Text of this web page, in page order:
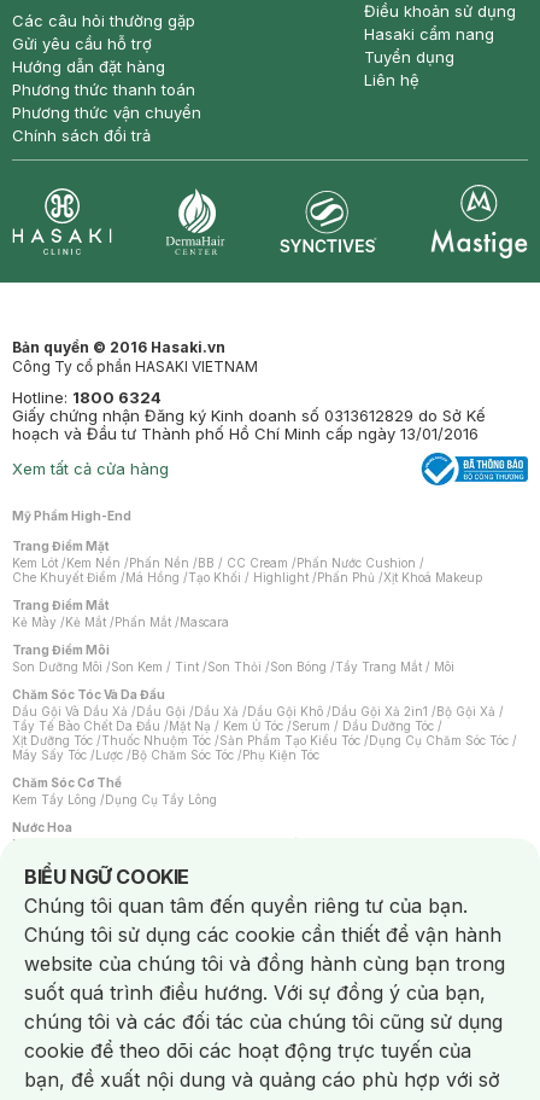
Các câu hỏi thường gặp
Gửi yêu cầu hỗ trợ
Hướng dẫn đặt hàng
Phương thức thanh toán
Phương thức vận chuyển
Chính sách đổi trả
Điều khoản sử dụng
Hasaki cẩm nang
Tuyển dụng
Liên hệ
Bản quyền © 2016 Hasaki.vn
Công Ty cổ phần HASAKI VIETNAM
Hotline: 1800 6324
Giấy chứng nhận Đăng ký Kinh doanh số 0313612829 do Sở Kế
hoạch và Đầu tư Thành phố Hồ Chí Minh cấp ngày 13/01/2016
Xem tất cả cửa hàng
Mỹ Phẩm High-End
Trang Điểm Mặt
Kem Lót /Kem Nền /Phấn Nền /BB / CC Cream /Phấn Nước Cushion /
Che Khuyết Điểm /Má Hồng /Tạo Khối / Highlight /Phấn Phủ /Xịt Khoá Makeup
Trang Điểm Mắt
Kẻ Mày /Kẻ Mắt /Phấn Mắt /Mascara
Trang Điểm Môi
Son Dưỡng Môi /Son Kem / Tint /Son Thỏi /Son Bóng /Tẩy Trang Mắt / Môi
Chăm Sóc Tóc Và Da Đầu
Dầu Gội Và Dầu Xả /Dầu Gội /Dầu Xả /Dầu Gội Khô /Dầu Gội Xả 2in1 /Bộ Gội Xả /
Tẩy Tế Bào Chết Da Đầu /Mặt Nạ / Kem Ủ Tóc /Serum / Dầu Dưỡng Tóc /
Xịt Dưỡng Tóc /Thuốc Nhuộm Tóc /Sản Phẩm Tạo Kiểu Tóc /Dụng Cụ Chăm Sóc Tóc /
Máy Sấy Tóc /Lược /Bộ Chăm Sóc Tóc /Phụ Kiện Tóc
Chăm Sóc Cơ Thể
Kem Tẩy Lông /Dụng Cụ Tẩy Lông
Nước Hoa
Nước Hoa Nữ
Chăm Sóc Cá Nhân
Chống Muỗi /Khẩu Trang /Máy Massage/Mặt Nạ Xông Hơi /Nước Rửa Tay/
Sản Phẩm Chăm Sóc Khác /Bàn Chải Đánh Răng /Bàn Chải Điện/
Hỗ Trợ Trắng Răng/Kem Đánh Răng /Máy Tăm Nước/ Nước Súc Miệng/
Tăm / Chỉ Nha Khoa/ Xịt Thơm Miệng / Dung Dịch Vệ Sinh/Dưỡng Vùng Kín/
Khăn Ướt Vệ Sinh Vùng Kín/Băng Vệ Sinh/Tampon/Bọt Cạo Râu /Dao Cạo Râu/
Máy Cạo Râu
Vấn Đề Về Da
Da Dầu / Lỗ Chân Lông To/ Da Khô / Mất Nước/ Da Lão Hóa/ Da Mụn/
Da Nhạy Cảm / Kích Ứng
Da Xỉn Màu Thâm / Nám / Tàn Nhang
Quầng Thâm & Bọng Mắt /Sẹo /Viêm Da Cơ Địa
Dụng Cụ / Phụ Kiện Chăm Sóc Da
Bông Tẩy Trang
Khăn Lau Mặt Khô Dụng Cụ / Máy Rửa Mặt Máy Chăm Sóc Da
BIỂU NGỮ COOKIE
Notice about cookies usage
Chúng tôi quan tâm đến quyền riêng tư của bạn.
Chúng tôi sử dụng các cookie cần thiết để vận hành
website của chúng tôi và đồng hành cùng bạn trong
suốt quá trình điều hướng. Với sự đồng ý của bạn,
chúng tôi và các đối tác của chúng tôi cũng sử dụng
cookie để theo dõi các hoạt động trực tuyến của
bạn, đề xuất nội dung và quảng cáo phù hợp với sở